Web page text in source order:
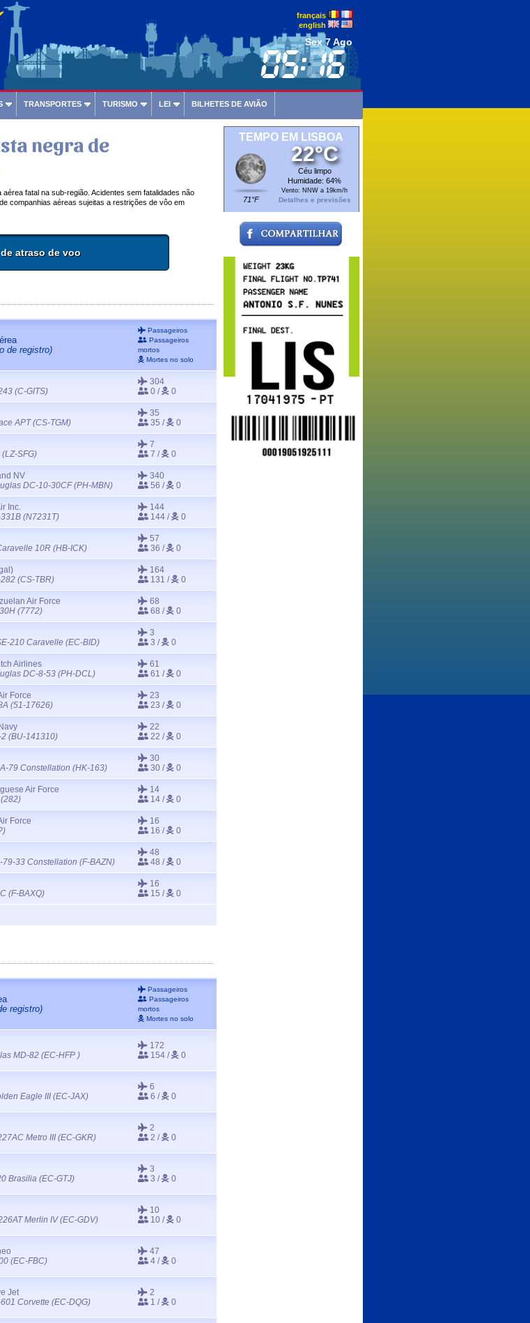
français
english
Sex 7 Ago
TRANSPORTES TURISMO LEI BILHETES DE AVIÃO
negra de
fatal na sub-região. Acidentes sem fatalidades não
companhias aéreas sujeitas a restrições de vôo em
atraso de voo
de registro)
Passageiros
Passageiros
mortos
Mortes no solo
(C-GITS)
304
0 /
0
APT (CS-TGM)
35
35 /
0
SFG)
7
7 /
0
NV
DC-10-30CF (PH-MBN)
340
56 /
0
Inc.
(N7231T)
144
144 /
0
10R (HB-ICK)
57
36 /
0
(CS-TBR)
164
131 /
0
Air Force
(7772)
68
68 /
0
210 Caravelle (EC-BID)
3
3 /
0
Airlines
DC-8-53 (PH-DCL)
61
61 /
0
Force
(51-17626)
23
23 /
0
(BU-141310)
22
22 /
0
79 Constellation (HK-163)
30
30 /
0
Air Force
14
14 /
0
Force
16
16 /
0
33 Constellation (F-BAZN)
48
48 /
0
(F-BAXQ)
16
15 /
0
registro)
Passageiros
Passageiros
mortos
Mortes no solo
MD-82 (EC-HFP )
172
154 /
0
Eagle III (EC-JAX)
6
6 /
0
Metro III (EC-GKR)
2
2 /
0
Brasilia (EC-GTJ)
3
3 /
0
Merlin IV (EC-GDV)
10
10 /
0
(EC-FBC)
47
4 /
0
Jet
Corvette (EC-DQG)
2
1 /
0
TEMPO EM LISBOA
71°F
22°C
Céu limpo
Humidade: 64%
Vento: NNW a 19km/h
Detalhes e previsões